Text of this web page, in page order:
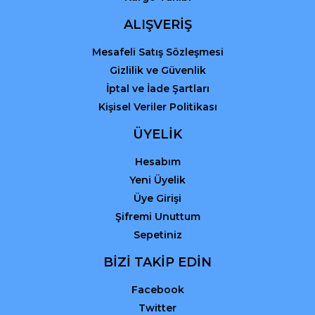
Gönder
ALIŞVERİŞ
Mesafeli Satış Sözleşmesi
Gizlilik ve Güvenlik
İptal ve İade Şartları
Kişisel Veriler Politikası
ÜYELİK
Hesabım
Yeni Üyelik
Üye Girişi
Şifremi Unuttum
Sepetiniz
BİZİ TAKİP EDİN
Facebook
Twitter